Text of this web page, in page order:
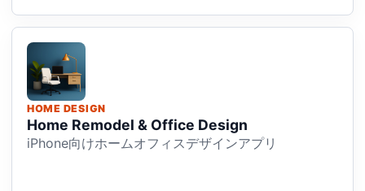
HOME DESIGN
Home Remodel & Office Design
iPhone向けホームオフィスデザインアプリ